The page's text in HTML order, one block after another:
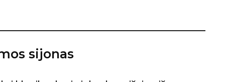
sijonas